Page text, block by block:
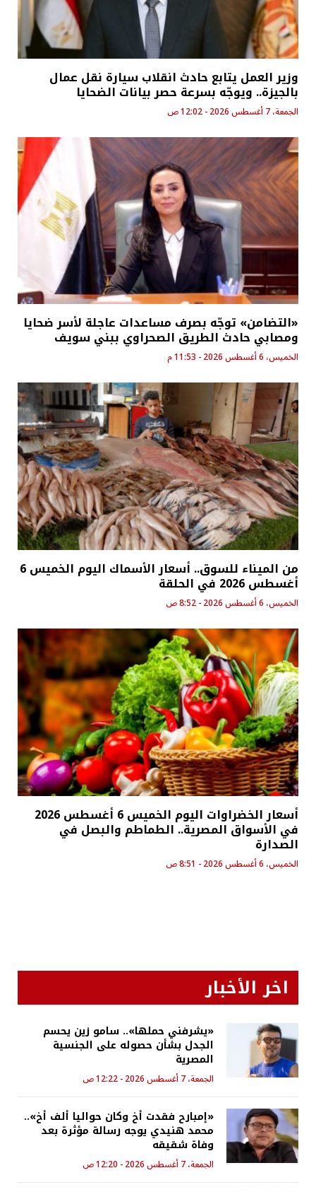
وزير العمل يتابع حادث انقلاب سيارة نقل عمال
بالجيزة.. ويوجّه بسرعة حصر بيانات الضحايا
الجمعة، 7 أغسطس 2026 - 12:02 ص
«التضامن» توجّه بصرف مساعدات عاجلة لأسر ضحايا
ومصابي حادث الطريق الصحراوي ببني سويف
الخميس، 6 أغسطس 2026 - 11:53 م
من الميناء للسوق.. أسعار الأسماك اليوم الخميس 6
أغسطس 2026 في الحلقة
الخميس، 6 أغسطس 2026 - 8:52 ص
أسعار الخضراوات اليوم الخميس 6 أغسطس 2026
في الأسواق المصرية.. الطماطم والبصل في
الصدارة
الخميس، 6 أغسطس 2026 - 8:51 ص
اخر الأخبار
«يشرفني حملها».. سامو زين يحسم
الجدل بشأن حصوله على الجنسية
المصرية
الجمعة، 7 أغسطس 2026 - 12:22 ص
«إمبارح فقدت أخ وكان حواليا ألف أخ»..
محمد هنيدي يوجه رسالة مؤثرة بعد
وفاة شقيقه
الجمعة، 7 أغسطس 2026 - 12:20 ص